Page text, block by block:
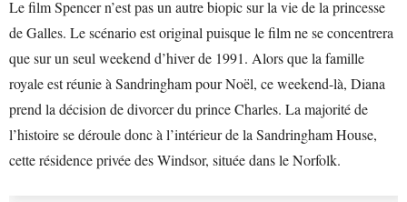
Le film Spencer n’est pas un autre biopic sur la vie de la princesse
de Galles. Le scénario est original puisque le film ne se concentrera
que sur un seul weekend d’hiver de 1991. Alors que la famille
royale est réunie à Sandringham pour Noël, ce weekend-là, Diana
prend la décision de divorcer du prince Charles. La majorité de
l’histoire se déroule donc à l’intérieur de la Sandringham House,
cette résidence privée des Windsor, située dans le Norfolk.